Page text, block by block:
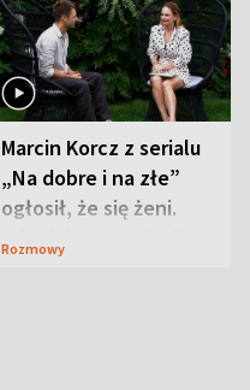
Marcin Korcz z serialu
„Na dobre i na złe”
ogłosił, że się żeni.
Zdradził, co zmienił
Rozmowy